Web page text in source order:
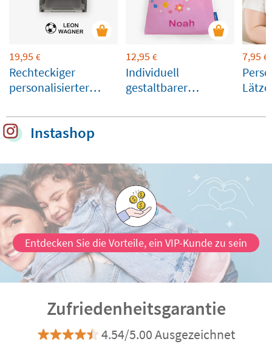
19,95 €
Rechteckiger
personalisierter
Textilien und
Gegenstände
12,95 €
Individuell
gestaltbarer
Einhorn-Design
7,95 €
Instashop
Entdecken Sie die Vorteile, ein VIP-Kunde zu sein
Zufriedenheitsgarantie
4.54/5.00 Ausgezeichnet